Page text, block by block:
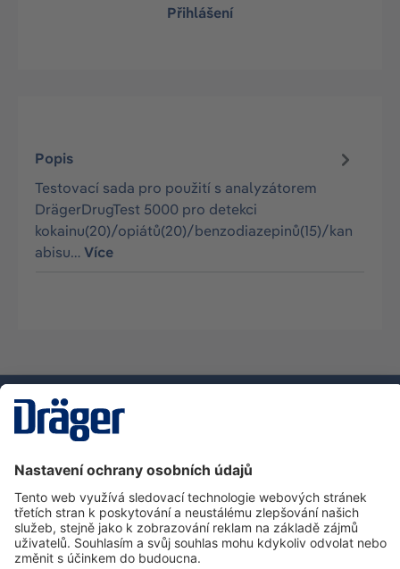
Přihlášení
Popis
Testovací sada pro použití s analyzátorem
DrägerDrugTest 5000 pro detekci
kokainu(20)/opiátů(20)/benzodiazepinů(15)/kan
abisu…Více
Zákaznická infolinka
O společnosti Dräger
Informace